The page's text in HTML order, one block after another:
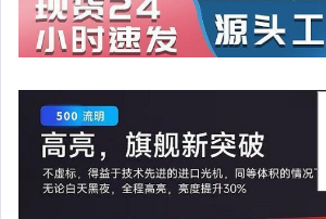
家電與影音視聽